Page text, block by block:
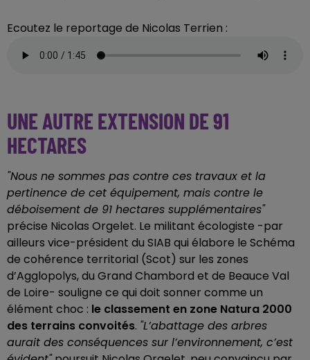
Ecoutez le reportage de Nicolas Terrien :
UNE AUTRE EXTENSION DE 91
HECTARES
"Nous ne sommes pas contre ces travaux et la
pertinence de cet équipement, mais contre le
déboisement de 91 hectares supplémentaires"
précise Nicolas Orgelet. Le militant écologiste -par
ailleurs vice-président du SIAB qui élabore le Schéma
de cohérence territorial (Scot) sur les zones
d’Agglopolys, du Grand Chambord et de Beauce Val
de Loire- souligne ce qui doit sonner comme un
élément choc : le classement en zone Natura 2000
des terrains convoités. "L’abattage des arbres
aurait des conséquences sur l’environnement, c’est